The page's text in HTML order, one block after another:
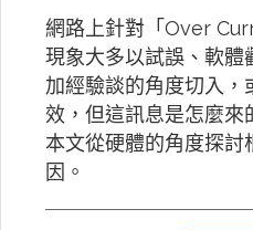
網路上針對「Over
現象大多以試誤、軟體
加經驗談的角度切入，
效，但這訊息是怎麼來
本文從硬體的角度探討
因。